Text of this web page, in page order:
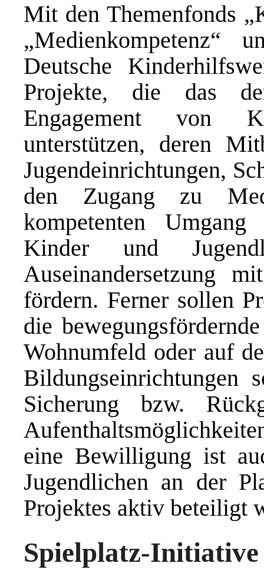
Mit den Themenfonds
„Medienkompetenz“
Deutsche
Projekte, die das
Engagement von
unterstützen, deren
Jugendeinrichtungen,
den Zugang zu
kompetenten
Kinder und
Auseinandersetzung
fördern. Ferner sollen
die
Wohnumfeld oder auf
Bildungseinrichtungen
Sicherung bzw.
eine Bewilligung ist
Jugendlichen an der
Projektes aktiv beteiligt
Spielplatz-Initiative